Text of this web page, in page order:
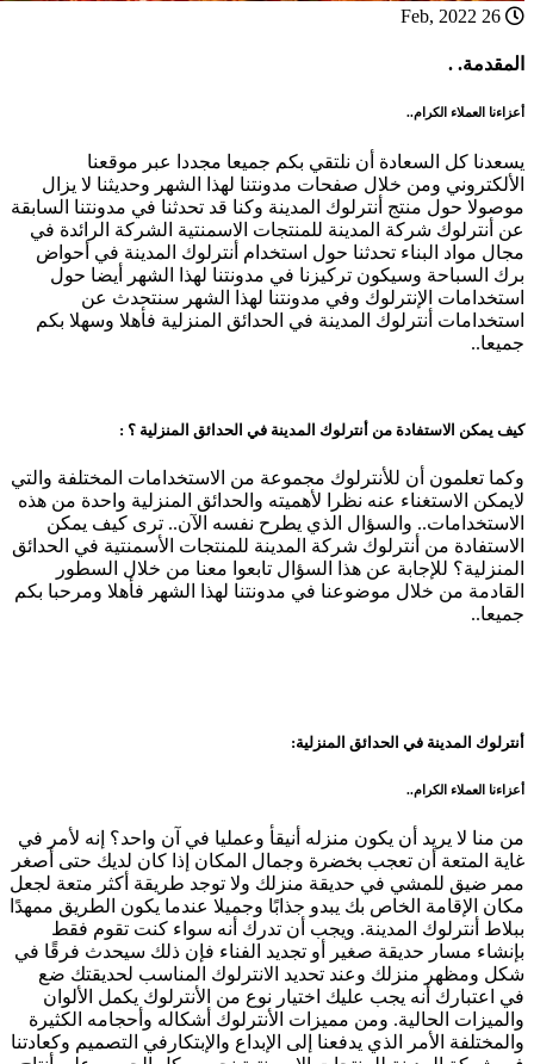
26 Feb, 2022
المقدمة. .
أعزاءنا العملاء الكرام..
يسعدنا كل السعادة أن نلتقي بكم جميعا مجددا عبر موقعنا
الألكتروني ومن خلال صفحات مدونتنا لهذا الشهر وحديثنا لا يزال
موصولا حول منتج أنترلوك المدينة وكنا قد تحدثنا في مدونتنا السابقة
عن أنترلوك شركة المدينة للمنتجات الاسمنتية الشركة الرائدة في
مجال مواد البناء تحدثنا حول استخدام أنترلوك المدينة في أحواض
برك السباحة وسيكون تركيزنا في مدونتنا لهذا الشهر أيضا حول
استخدامات الإنترلوك وفي مدونتنا لهذا الشهر سنتحدث عن
استخدامات أنترلوك المدينة في الحدائق المنزلية فأهلا وسهلا بكم
جميعا..
كيف يمكن الاستفادة من أنترلوك المدينة في الحدائق المنزلية ؟ :
وكما تعلمون أن للأنترلوك مجموعة من الاستخدامات المختلفة والتي
لايمكن الاستغناء عنه نظرا لأهميته والحدائق المنزلية واحدة من هذه
الاستخدامات.. والسؤال الذي يطرح نفسه الآن.. ترى كيف يمكن
الاستفادة من أنترلوك شركة المدينة للمنتجات الأسمنتية في الحدائق
المنزلية؟ للإجابة عن هذا السؤال تابعوا معنا من خلال السطور
القادمة من خلال موضوعنا في مدونتنا لهذا الشهر فأهلا ومرحبا بكم
جميعا..
أنترلوك المدينة في الحدائق المنزلية:
أعزاءنا العملاء الكرام..
من منا لا يريد أن يكون منزله أنيقأ وعمليا في آن واحد؟ إنه لأمر في
غاية المتعة أن تعجب بخضرة وجمال المكان إذا كان لديك حتى أصغر
ممر ضيق للمشي في حديقة منزلك ولا توجد طريقة أكثر متعة لجعل
مكان الإقامة الخاص بك يبدو جذابًا وجميلا عندما يكون الطريق ممهدًا
ببلاط أنترلوك المدينة. ويجب أن تدرك أنه سواء كنت تقوم فقط
بإنشاء مسار حديقة صغير أو تجديد الفناء فإن ذلك سيحدث فرقًا في
شكل ومظهر منزلك وعند تحديد الانترلوك المناسب لحديقتك ضع
في اعتبارك أنه يجب عليك اختيار نوع من الأنترلوك يكمل الألوان
والميزات الحالية. ومن مميزات الأنترلوك أشكاله وأحجامه الكثيرة
والمختلفة الأمر الذي يدفعنا إلى الإبداع والإبتكارفي التصميم وكعادتنا